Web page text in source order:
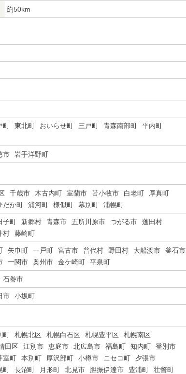
約50km
町 東北町 おいらせ町 三戸町 青森南部町
平内町
市 岩手洋野町
千歳市 木古内町 室蘭市 苫小牧市 白老町
厚真町
だか町 浦河町 様似町 幕別町 浦幌町
子町 新郷村 青森市 五所川原市 つがる市
蓬田村
村 藤崎町
矢巾町 一戸町 宮古市 普代村 野田村 大船渡市
釜石市
一関市 奥州市 金ケ崎町 平泉町
石巻市
市 小坂町
町 札幌北区 札幌白石区 札幌豊平区
札幌南区
田区 江別市 恵庭市 北広島市 福島町 知内町
登別市
室町 本別町 厚沢部町 小樽市 ニセコ町
夕張市
町 長沼町 月形町 北見市 胆振伊達市 豊浦町
壮瞥町